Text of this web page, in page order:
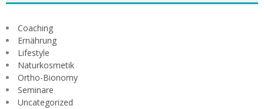
Coaching
Ernährung
Lifestyle
Naturkosmetik
Ortho-Bionomy
Seminare
Uncategorized